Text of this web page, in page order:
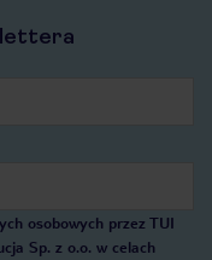
osobowych przez TUI
Sp. z o.o. w celach